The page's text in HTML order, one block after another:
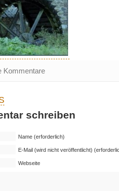
Kommentare
schreiben
Name (erforderlich)
E-Mail (wird nicht veröffentlicht)
Webseite